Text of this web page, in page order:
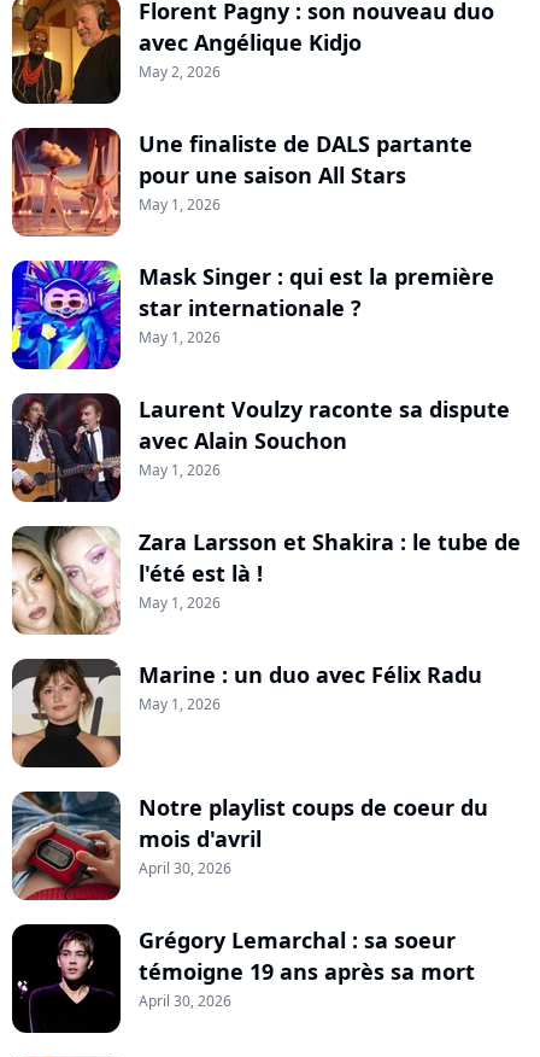
Florent Pagny : son nouveau duo
avec Angélique Kidjo
May 2, 2026
Une finaliste de DALS partante
pour une saison All Stars
May 1, 2026
Mask Singer : qui est la première
star internationale ?
May 1, 2026
Laurent Voulzy raconte sa dispute
avec Alain Souchon
May 1, 2026
Zara Larsson et Shakira : le tube de
l'été est là !
May 1, 2026
Marine : un duo avec Félix Radu
May 1, 2026
Notre playlist coups de coeur du
mois d'avril
April 30, 2026
Grégory Lemarchal : sa soeur
témoigne 19 ans après sa mort
April 30, 2026